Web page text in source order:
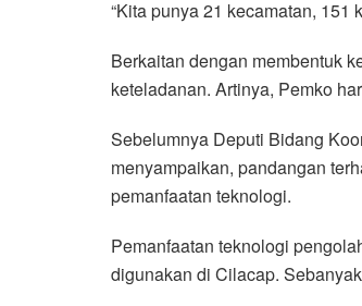
“Kita punya 21 kecamatan,
Berkaitan dengan membentuk
keteladanan. Artinya, Pemko
Sebelumnya Deputi Bidang
menyampaikan, pandangan
pemanfaatan teknologi.
Pemanfaatan teknologi
digunakan di Cilacap.